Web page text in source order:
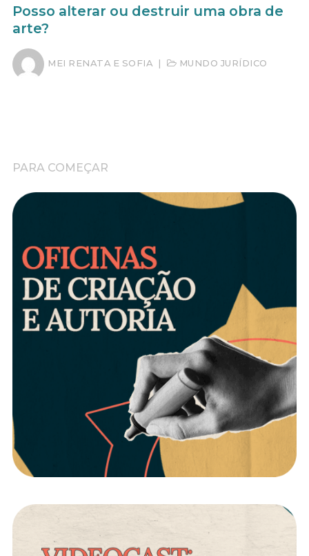
Posso alterar ou destruir uma obra de
arte?
MEI RENATA E SOFIA | MUNDO JURÍDICO
PARA COMEÇAR